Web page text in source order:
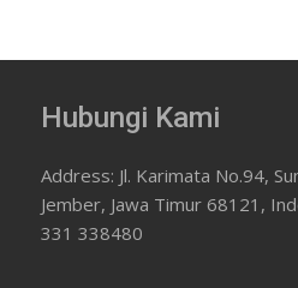
Hubungi Kami
Address: Jl. Karimata No.94,
Jember, Jawa Timur 68121,
331 338480